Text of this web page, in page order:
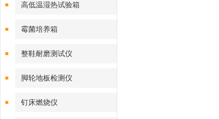
高低温湿热试验箱
霉菌培养箱
整鞋耐磨测试仪
脚轮地板检测仪
钉床燃烧仪